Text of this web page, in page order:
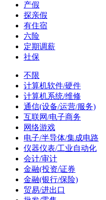
产假
探亲假
有住宿
六险
定期调薪
社保
不限
计算机软件/硬件
计算机系统/维修
通信(设备/运营/服务)
互联网/电子商务
网络游戏
电子/半导体/集成电路
仪器仪表/工业自动化
会计/审计
金融(投资/证券
金融(银行/保险)
贸易/进出口